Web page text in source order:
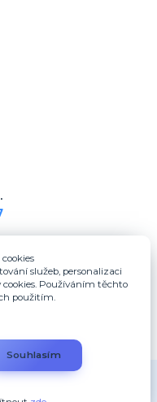
služeb, personalizaci
Používáním těchto
použitím.
Souhlasím